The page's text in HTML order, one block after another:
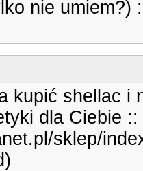
nie umiem?)
kupić shellac i
dla Ciebie
sklep/